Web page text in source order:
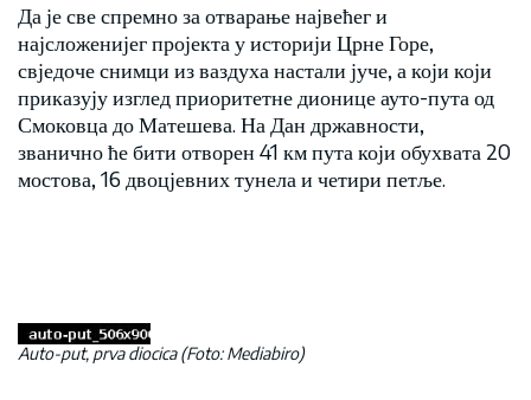
Да је све спремно за отварање највећег и
најсложенијег пројекта у историји Црне Горе,
свједоче снимци из ваздуха настали јуче, а који који
приказују изглед приоритетне дионице ауто-пута од
Смоковца до Матешева. На Дан државности,
званично ће бити отворен 41 км пута који обухвата 20
мостова, 16 двоцјевних тунела и четири петље.
Auto-put, prva diocica (Foto: Mediabiro)